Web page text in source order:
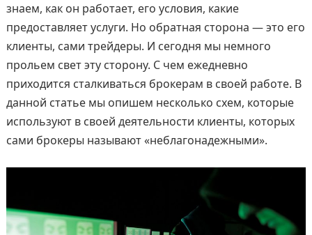
знаем, как он работает, его условия, какие
предоставляет услуги. Но обратная сторона — это его
клиенты, сами трейдеры. И сегодня мы немного
прольем свет эту сторону. С чем ежедневно
приходится сталкиваться брокерам в своей работе. В
данной статье мы опишем несколько схем, которые
используют в своей деятельности клиенты, которых
сами брокеры называют «неблагонадежными».